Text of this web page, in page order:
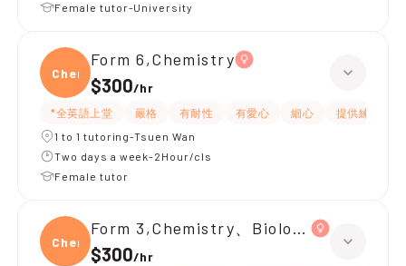
Female tutor-University
Chemi
Form 6,Chemistry
$300/hr
*全英語上堂 嚴格 有耐性 有愛心 細心
提供練習題/
1 to 1 tutoring-Tsuen Wan
Two days a week-2Hour/cls
Female tutor
Chemi
Form 3,Chemistry、Biology、Physics
$300/hr